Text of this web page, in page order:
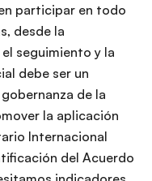
participar en todo
desde la
seguimiento y la
debe ser un
de la
la aplicación
Internacional
del Acuerdo